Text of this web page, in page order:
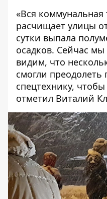
«Вся коммунальная
расчищает улицы
сутки выпала
осадков. Сейчас мы
видим, что
смогли
спецтехнику,
отметил Виталий